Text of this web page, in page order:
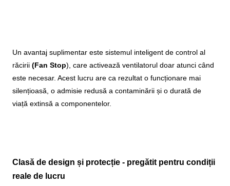
Un avantaj suplimentar este sistemul inteligent de control al
răcirii (Fan Stop), care activează ventilatorul doar atunci când
este necesar. Acest lucru are ca rezultat o funcționare mai
silențioasă, o admisie redusă a contaminării și o durată de
viață extinsă a componentelor.
Clasă de design și protecție - pregătit pentru condiții
reale de lucru